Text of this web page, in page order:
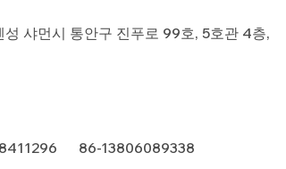
성 샤먼시 통안구 진푸로 99호, 5호관 4층,
86-13806089338